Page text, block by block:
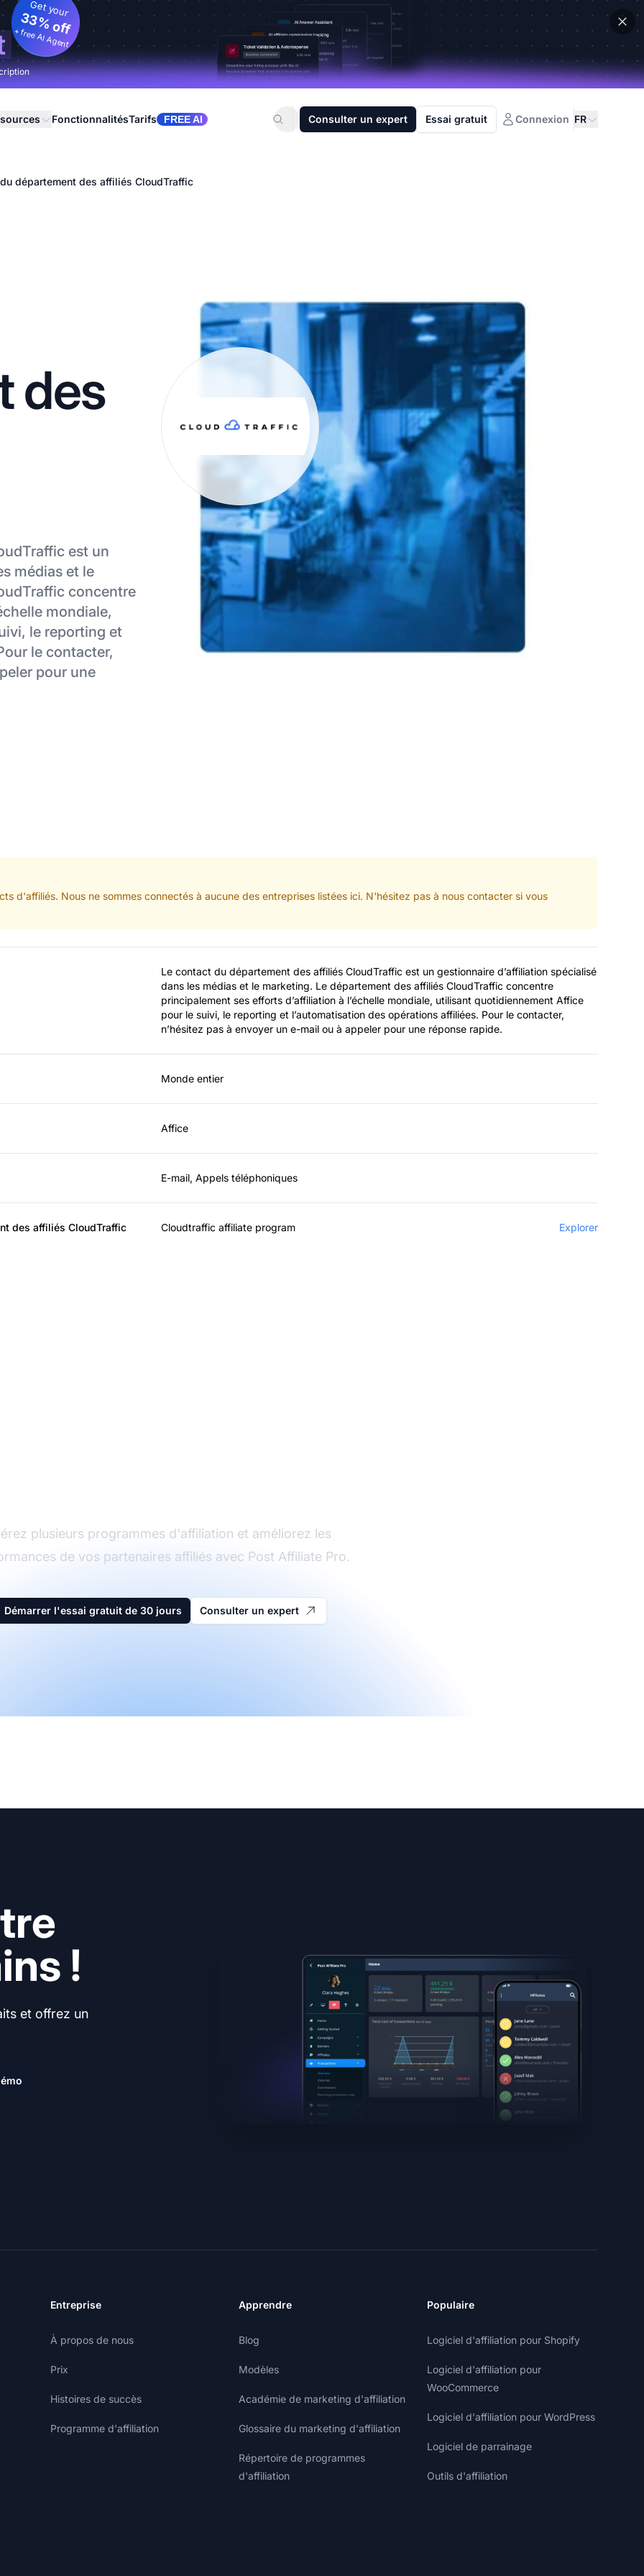
Get your
33% off
+ free AI Agent
FonctionnalitésTarifs FREE AI Consulter un expert Essai gratuit Connexion FR
département des affiliés CloudTraffic
des
est un
médias et le
concentre
mondiale,
le reporting et
le contacter,
pour une
d'affiliés. Nous ne sommes connectés à aucune des entreprises listées ici. N'hésitez pas à nous contacter si vous
Le contact du département des affiliés CloudTraffic est un gestionnaire d’affiliation spécialisé
dans les médias et le marketing. Le département des affiliés CloudTraffic concentre
principalement ses efforts d’affiliation à l’échelle mondiale, utilisant quotidiennement Affice
pour le suivi, le reporting et l’automatisation des opérations affiliées. Pour le contacter,
n’hésitez pas à envoyer un e-mail ou à appeler pour une réponse rapide.
Monde entier
Affice
E-mail, Appels téléphoniques
des affiliés CloudTraffic Cloudtraffic affiliate program Explorer
plusieurs programmes d'affiliation et améliorez les
de vos partenaires affiliés avec Post Affiliate Pro.
Démarrer l'essai gratuit de 30 jours Consulter un expert
!
et offrez un
Entreprise
À propos de nous
Prix
Histoires de succès
Programme d'affiliation
Apprendre
Blog
Modèles
Académie de marketing d'affiliation
Glossaire du marketing d'affiliation
Répertoire de programmes
d'affiliation
Populaire
Logiciel d'affiliation pour Shopify
Logiciel d'affiliation pour
WooCommerce
Logiciel d'affiliation pour WordPress
Logiciel de parrainage
Outils d'affiliation